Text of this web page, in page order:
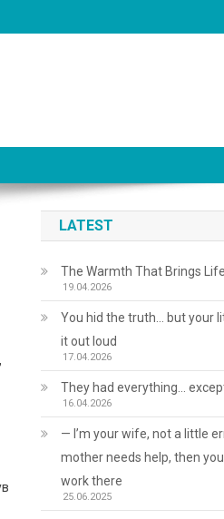
LATEST
The Warmth That Brings
19.04.2026
You hid the truth… but your
it out loud
17.04.2026
They had everything…
16.04.2026
— I’m your wife, not a little
mother needs help, then
work there
25.06.2025